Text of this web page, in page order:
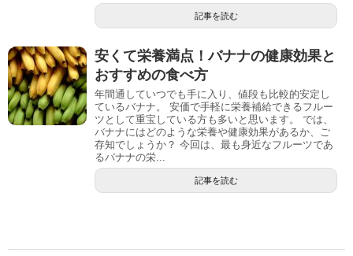
記事を読む
安くて栄養満点！バナナの健康効果と
おすすめの食べ方
年間通していつでも手に入り、値段も比較的安定し
ているバナナ。 安価で手軽に栄養補給できるフルー
ツとして重宝している方も多いと思います。 では、
バナナにはどのような栄養や健康効果があるか、ご
存知でしょうか？ 今回は、最も身近なフルーツであ
るバナナの栄...
記事を読む